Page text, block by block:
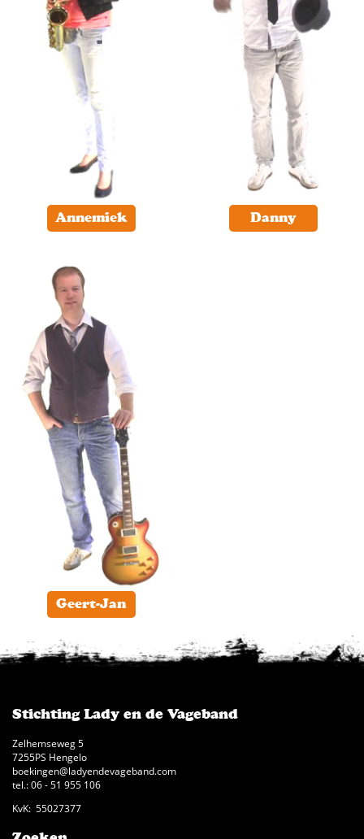
Annemiek Danny
Geert-Jan
Stichting Lady en de Vageband
Zelhemseweg 5
7255PS Hengelo
boekingen@ladyendevageband.com
tel.: 06 - 51 955 106
KvK: 55027377